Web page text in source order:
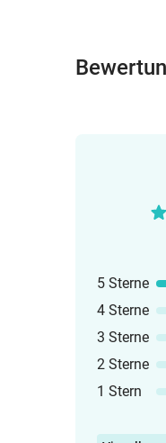
5 Sterne
4 Sterne
3 Sterne
2 Sterne
1 Stern